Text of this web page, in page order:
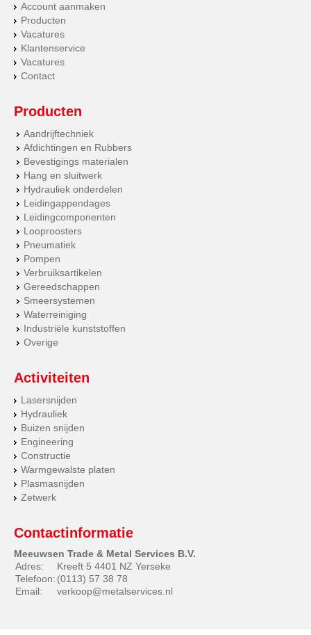
Account aanmaken
Producten
Vacatures
Klantenservice
Vacatures
Contact
Producten
Aandrijftechniek
Afdichtingen en Rubbers
Bevestigings materialen
Hang en sluitwerk
Hydrauliek onderdelen
Leidingappendages
Leidingcomponenten
Looproosters
Pneumatiek
Pompen
Verbruiksartikelen
Gereedschappen
Smeersystemen
Waterreiniging
Industriële kunststoffen
Overige
Activiteiten
Lasersnijden
Hydrauliek
Buizen snijden
Engineering
Constructie
Warmgewalste platen
Plasmasnijden
Zetwerk
Contactinformatie
Meeuwsen Trade & Metal Services B.V.
Adres:
Kreeft 5 4401 NZ Yerseke
Telefoon: (0113) 57 38 78
Email:
verkoop@metalservices.nl